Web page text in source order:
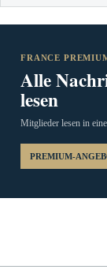
FRANCE
Alle
lesen
Mitglieder lesen in
PREMIUM-